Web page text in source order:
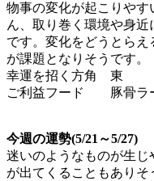
物事の変化が起こりやす
ん、取り巻く環境や身
です。変化をどうとら
が課題となりそうです。
幸運を招く方角 東
ご利益フード 豚骨ラ
今週の運勢(5/21～5/27)
迷いのようなものが生
が出てくることもあり